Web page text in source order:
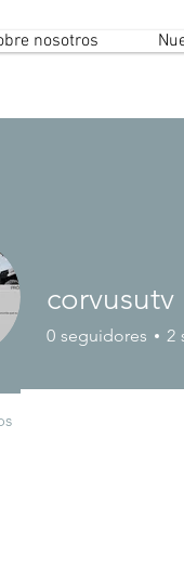
nosotros
corvusutv
0 seguidores 2